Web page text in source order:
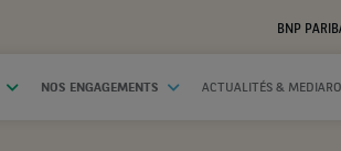
BNP
NOS ENGAGEMENTS ACTUALITÉS &